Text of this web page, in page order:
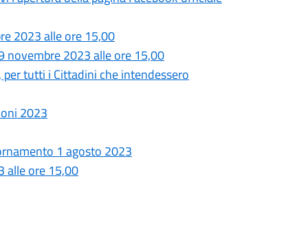
2023 alle ore 15,00
novembre 2023 alle ore 15,00
tutti i Cittadini che intendessero
2023
1 agosto 2023
alle ore 15,00